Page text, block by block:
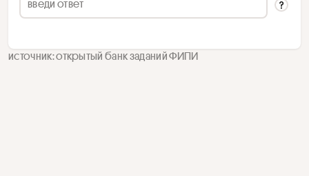
источник: открытый банк заданий ФИПИ